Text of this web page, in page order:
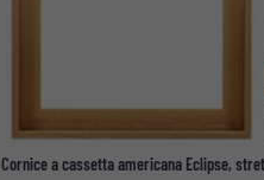
Cornice a cassetta americana Eclipse,